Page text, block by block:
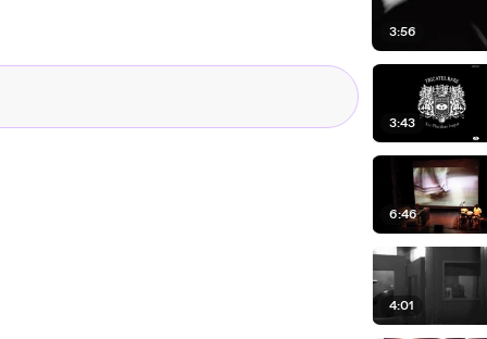
3:56
3:43
6:46
4:01